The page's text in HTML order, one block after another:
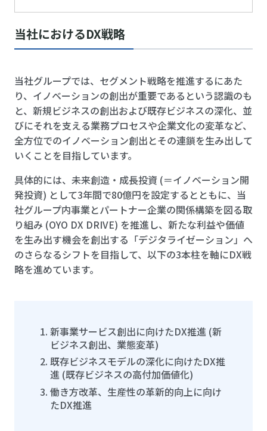
当社におけるDX戦略
当社グループでは、セグメント戦略を推進するにあた
り、イノベーションの創出が重要であるという認識のも
と、新規ビジネスの創出および既存ビジネスの深化、並
びにそれを支える業務プロセスや企業文化の変革など、
全方位でのイノベーション創出とその連鎖を生み出して
いくことを目指しています。
具体的には、未来創造・成長投資 (＝イノベーション開
発投資) として3年間で80億円を設定するとともに、当
社グループ内事業とパートナー企業の関係構築を図る取
り組み (OYO DX DRIVE) を推進し、新たな利益や価値
を生み出す機会を創出する「デジタライゼーション」へ
のさらなるシフトを目指して、以下の3本柱を軸にDX戦
略を進めています。
新事業サービス創出に向けたDX推進 (新
ビジネス創出、業態変⾰)
既存ビジネスモデルの深化に向けたDX推
進 (既存ビジネスの高付加価値化)
働き⽅改⾰、⽣産性の⾰新的向上に向け
たDX推進